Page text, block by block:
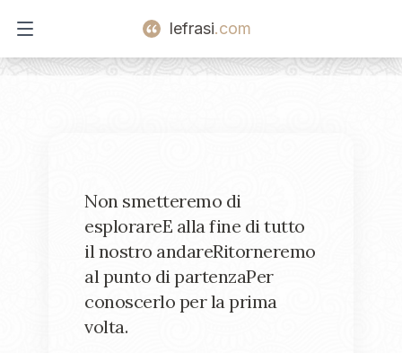
Open main menu
lefrasi.com
Non smetteremo di
esplorareE alla fine di tutto
il nostro andareRitorneremo
al punto di partenzaPer
conoscerlo per la prima
volta.